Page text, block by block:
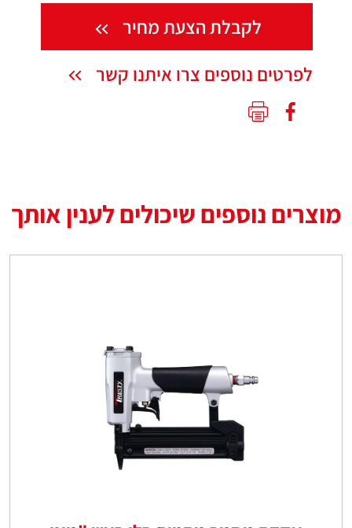
לקבלת הצעת מחיר
לפרטים נוספים צרו איתנו קשר
מוצרים נוספים שיכולים לענין אותך